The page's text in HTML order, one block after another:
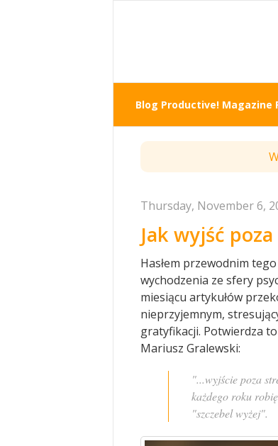
Blog Productive! Magazine
Thursday, November 6,
Jak wyjść
Hasłem przewodnim
wychodzenia ze sfery
miesiącu artykułów
nieprzyjemnym,
gratyfikacji. Potwierdza
Mariusz Gralewski:
"...wyjście poza
każdego roku
"szczebel wyżej".